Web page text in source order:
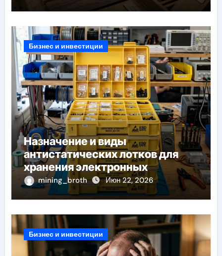
Бизнес и инвестиции
Назначение и виды
антистатических лотков для
хранения электронных
компонентов
mining_broth Июн 22, 2026
Бизнес и инвестиции